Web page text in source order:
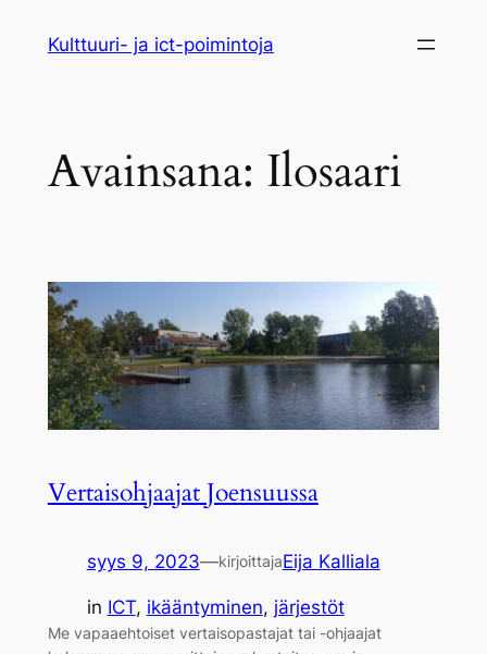
sisältöön
Kulttuuri- ja ict-poimintoja
Avainsana: Ilosaari
Vertaisohjaajat Joensuussa
syys 9, 2023—kirjoittajaEija Kalliala
in ICT, ikääntyminen, järjestöt
Me vapaaehtoiset vertaisopastajat tai -ohjaajat